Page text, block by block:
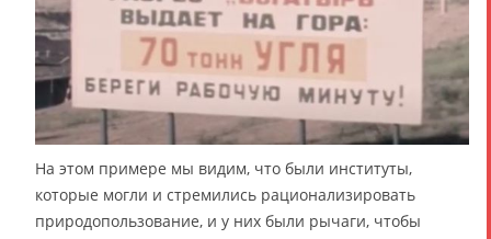
На этом примере мы видим, что были институты,
которые могли и стремились рационализировать
природопользование, и у них были рычаги, чтобы